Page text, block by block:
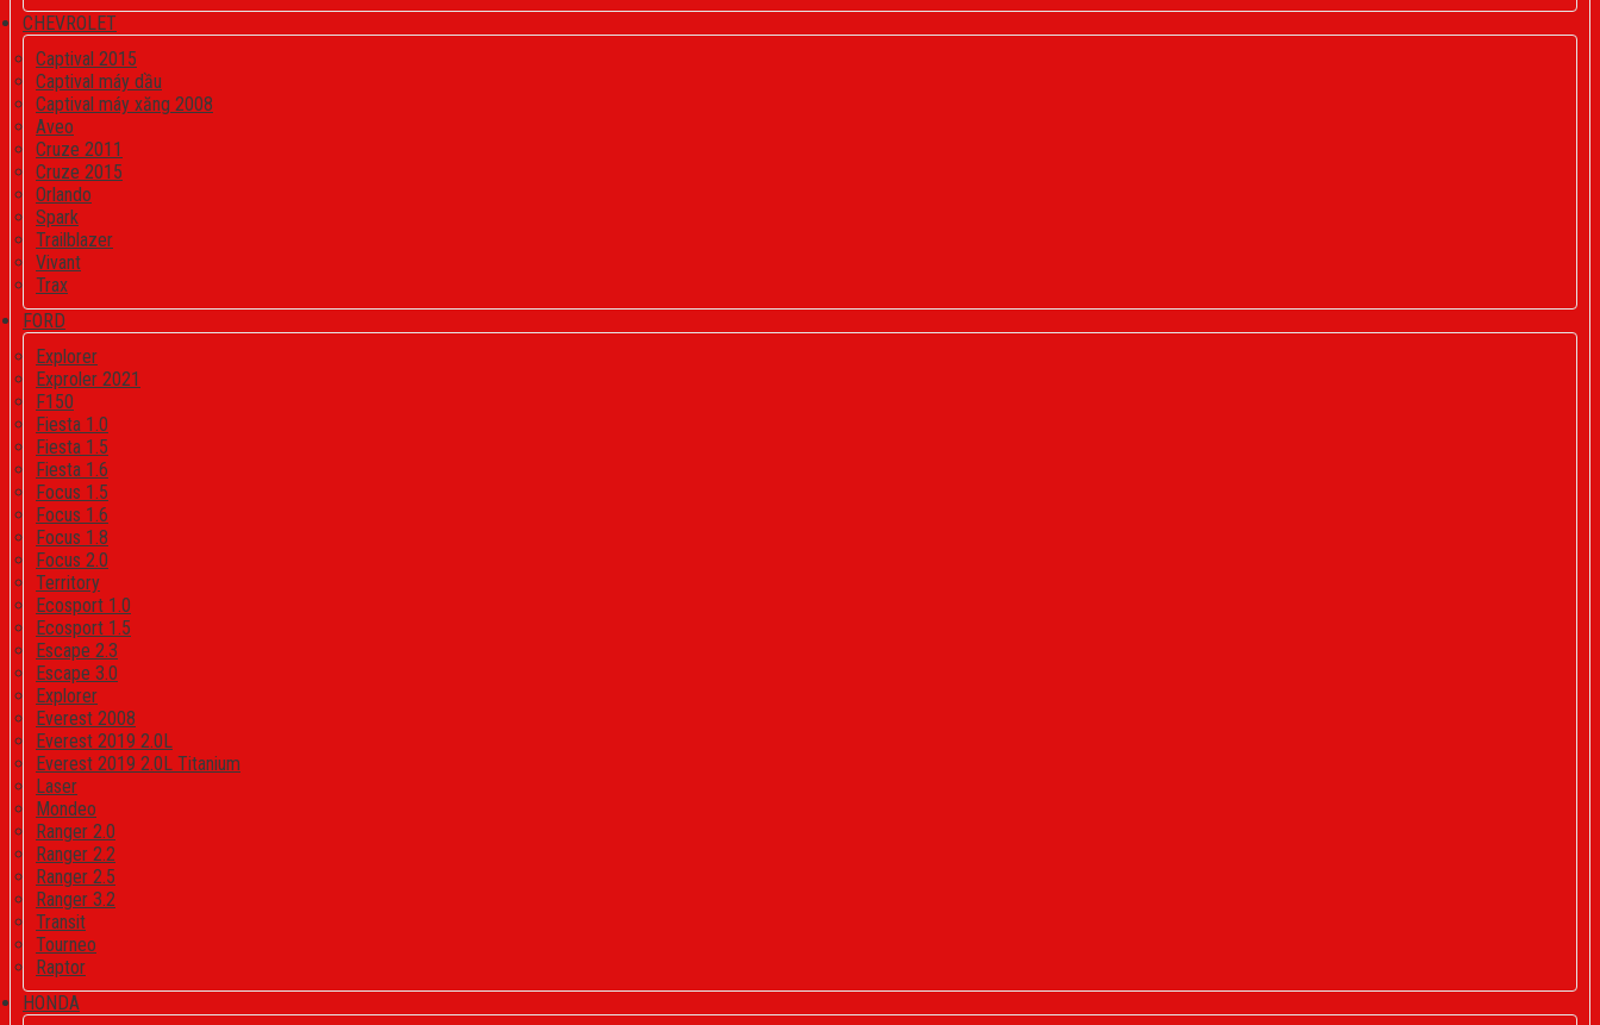
CHEVROLET
Captival 2015
Captival máy dầu
Captival máy xăng 2008
Aveo
Cruze 2011
Cruze 2015
Orlando
Spark
Trailblazer
Vivant
Trax
FORD
Explorer
Exproler 2021
F150
Fiesta 1.0
Fiesta 1.5
Fiesta 1.6
Focus 1.5
Focus 1.6
Focus 1.8
Focus 2.0
Territory
Ecosport 1.0
Ecosport 1.5
Escape 2.3
Escape 3.0
Explorer
Everest 2008
Everest 2019 2.0L
Everest 2019 2.0L Titanium
Laser
Mondeo
Ranger 2.0
Ranger 2.2
Ranger 2.5
Ranger 3.2
Transit
Tourneo
Raptor
HONDA